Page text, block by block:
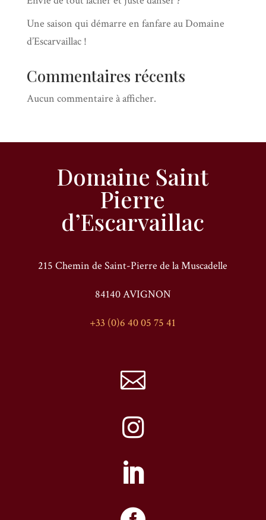
Une saison qui démarre en fanfare au Domaine
d’Escarvaillac !
Commentaires récents
Aucun commentaire à afficher.
Domaine Saint
Pierre
d’Escarvaillac
215 Chemin de Saint-Pierre de la Muscadelle
84140 AVIGNON
+33 (0)6 40 05 75 41


